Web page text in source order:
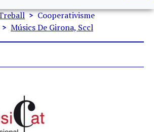
Cooperativisme
Músics De Girona, Sccl